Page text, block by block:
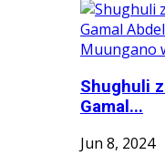
Shughuli
Gamal...
Jun 8, 2024